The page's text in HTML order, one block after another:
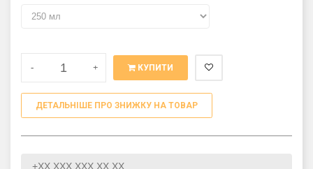
- + КУПИТИ
ДЕТАЛЬНІШЕ ПРО ЗНИЖКУ НА ТОВАР